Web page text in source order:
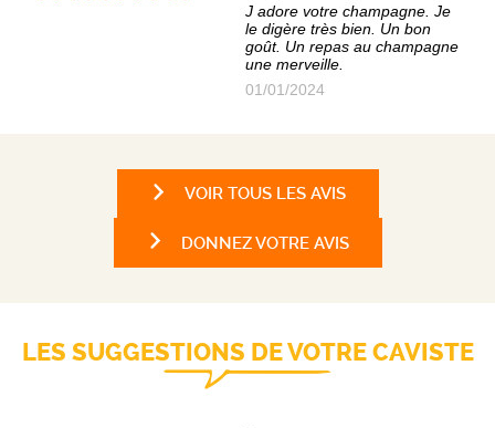
J adore votre champagne. Je
le digère très bien. Un bon
goût. Un repas au champagne
une merveille.
01/01/2024
VOIR TOUS LES AVIS
DONNEZ VOTRE AVIS
LES SUGGESTIONS DE VOTRE CAVISTE